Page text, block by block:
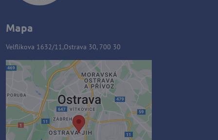
Mapa
Velflíkova 1632/11,Ostrava 30, 700 30
Zawartość zewnętrzna jest
blokowana przez opcje
prywatności
Czy chcesz załadować zawartość
zewnętrzną?